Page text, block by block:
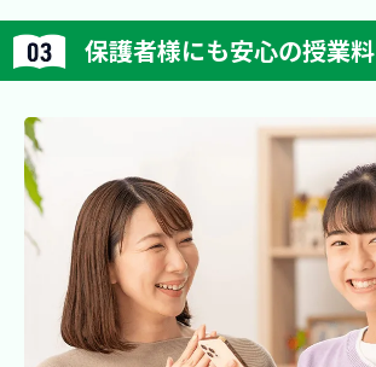
保護者様にも安心の授業料